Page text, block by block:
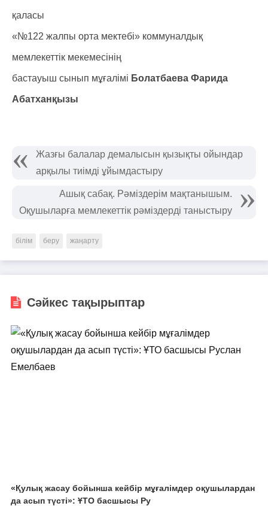
қаласы
«№122 жалпы орта мектебі» коммуналдық
мемлекеттік мекемесінің
бастауыш сынып мұғалімі Болатбаева Фарида
Абатханқызы
Жазғы балалар демалысын қызықты ойындар
арқылы тиімді ұйымдастыру
Ашық сабақ. Рәміздерім мақтанышым.
Оқушыларға мемлекеттік рәміздерді таныстыру
білім беру жаңарту
Сәйкес тақырыптар
«Қулық жасау бойынша кейбір мұғалімдер оқушылардан
да асып түсті»: ҰТО басшысы Ру